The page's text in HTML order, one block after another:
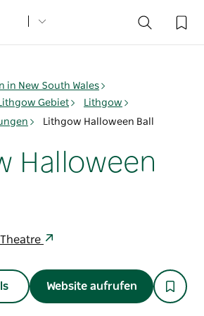
in New South Wales
Gebiet
Lithgow
Lithgow Halloween Ball
Halloween
Website aufrufen